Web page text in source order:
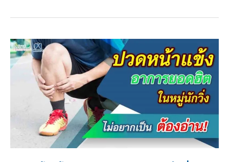
ปวด
หน้า
ฮิต
หมู่